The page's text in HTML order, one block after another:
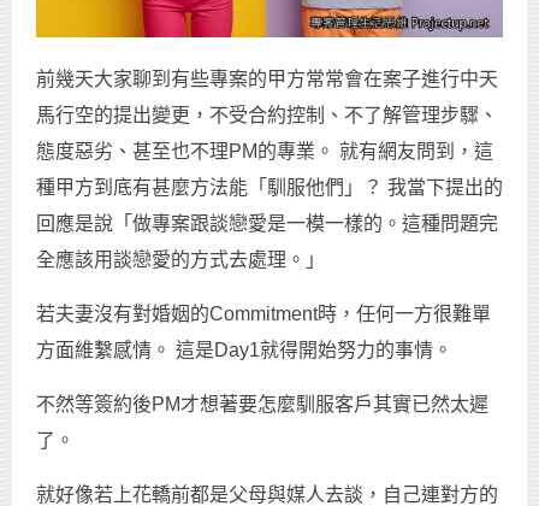
前幾天大家聊到有些專案的甲方常常會在案子進行中天
馬行空的提出變更，不受合約控制、不了解管理步驟、
態度惡劣、甚至也不理PM的專業。 就有網友問到，這
種甲方到底有甚麼方法能「馴服他們」？ 我當下提出的
回應是說「做專案跟談戀愛是一模一樣的。這種問題完
全應該用談戀愛的方式去處理。」
若夫妻沒有對婚姻的Commitment時，任何一方很難單
方面維繫感情。 這是Day1就得開始努力的事情。
不然等簽約後PM才想著要怎麼馴服客戶其實已然太遲
了。
就好像若上花轎前都是父母與媒人去談，自己連對方的